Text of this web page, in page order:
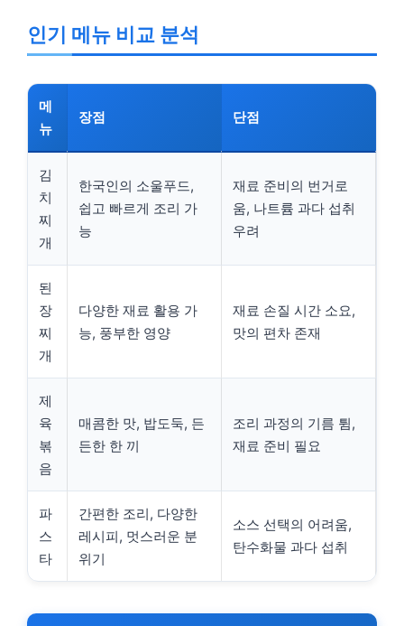
인기 메뉴 비교 분석
메
뉴
장점 단점
김
치
찌
개
한국인의 소울푸드,
쉽고 빠르게 조리 가
능
재료 준비의 번거로
움, 나트륨 과다 섭취
우려
된
장
찌
개
다양한 재료 활용 가
능, 풍부한 영양
재료 손질 시간 소요,
맛의 편차 존재
제
육
볶
음
매콤한 맛, 밥도둑, 든
든한 한 끼
조리 과정의 기름 튐,
재료 준비 필요
파
스
타
간편한 조리, 다양한
레시피, 멋스러운 분
위기
소스 선택의 어려움,
탄수화물 과다 섭취